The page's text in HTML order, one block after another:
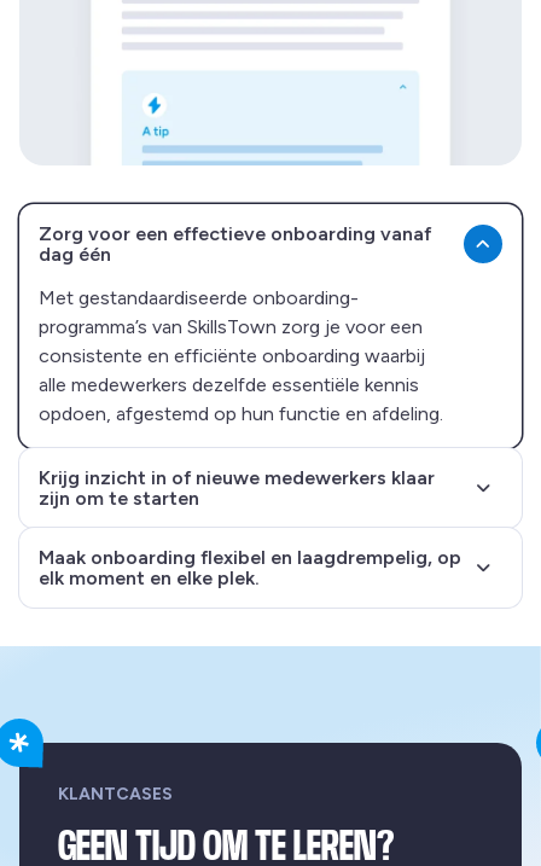
Zorg voor een effectieve onboarding vanaf
dag één
Met gestandaardiseerde onboarding-
programma’s van SkillsTown zorg je voor een
consistente en efficiënte onboarding waarbij
alle medewerkers dezelfde essentiële kennis
opdoen, afgestemd op hun functie en afdeling.
Krijg inzicht in of nieuwe medewerkers klaar
zijn om te starten
Maak onboarding flexibel en laagdrempelig, op
elk moment en elke plek.
KLANTCASES
GEEN TIJD OM TE LEREN?